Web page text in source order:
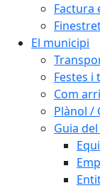
Factura
El municipi
Festes i
Com
Plànol /
Guia